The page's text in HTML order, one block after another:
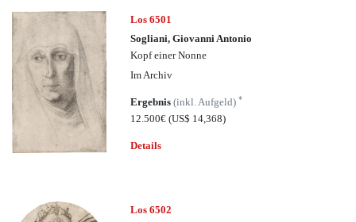
Los 6501
Sogliani, Giovanni Antonio
Kopf einer Nonne
Im Archiv
Ergebnis(inkl. Aufgeld)*
12.500€(US$ 14,368)
Details
Los 6502